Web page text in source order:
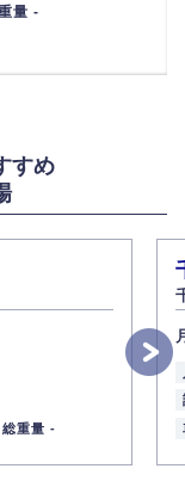
量 -
すめ
総重量 -